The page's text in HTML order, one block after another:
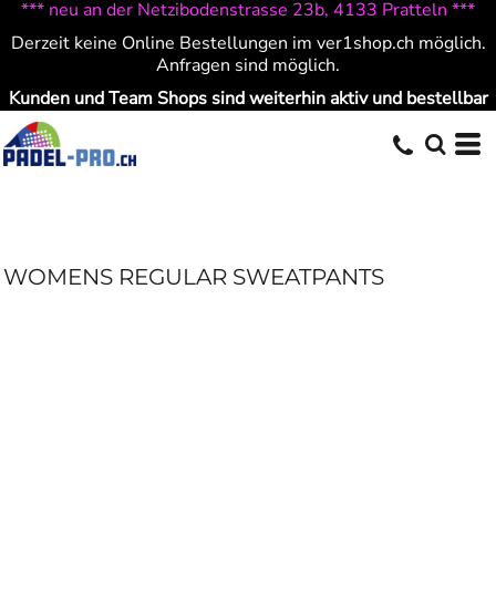
*** neu an der Netzibodenstrasse 23b, 4133 Pratteln ***
Derzeit keine Online Bestellungen im ver1shop.ch möglich.
Anfragen sind möglich.
Kunden und Team Shops sind weiterhin aktiv und bestellbar
WOMENS REGULAR SWEATPANTS